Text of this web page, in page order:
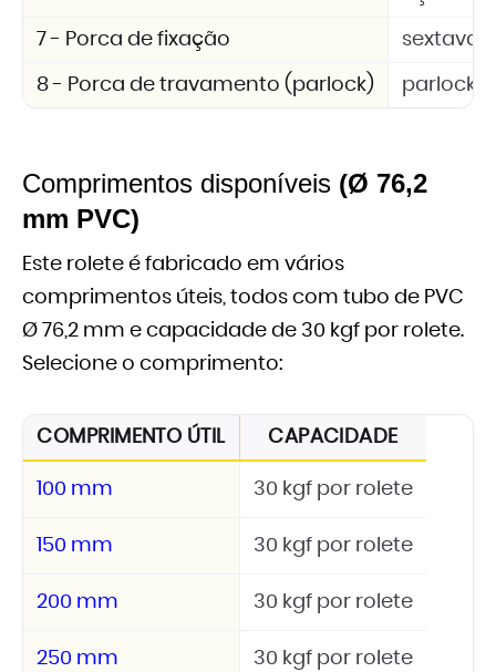
7 - Porca de fixação
8 - Porca de travamento (parlock) parlock
Comprimentos disponíveis (Ø 76,2
mm PVC)
Este rolete é fabricado em vários
comprimentos úteis, todos com tubo de PVC
Ø 76,2 mm e capacidade de 30 kgf por rolete.
Selecione o comprimento:
COMPRIMENTO ÚTIL CAPACIDADE
100 mm 30 kgf por rolete
150 mm 30 kgf por rolete
200 mm 30 kgf por rolete
250 mm 30 kgf por rolete